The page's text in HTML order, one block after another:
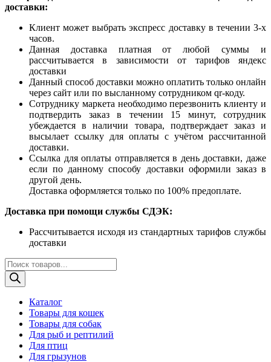
доставки:
Клиент может выбрать экспресс доставку в течении 3-х
часов.
Данная доставка платная от любой суммы и
рассчитывается в зависимости от тарифов яндекс
доставки
Данный способ доставки можно оплатить только онлайн
через сайт или по высланному сотрудником qr-коду.
Сотруднику маркета необходимо перезвонить клиенту и
подтвердить заказ в течении 15 минут, сотрудник
убеждается в наличии товара, подтверждает заказ и
высылает ссылку для оплаты с учётом рассчитанной
доставки.
Ссылка для оплаты отправляется в день доставки, даже
если по данному способу доставки оформили заказ в
другой день.
Доставка оформляется только по 100% предоплате.
Доставка при помощи службы СДЭК:
Рассчитывается исходя из стандартных тарифов службы
доставки
Поиск
товаров
Каталог
Товары для кошек
Товары для собак
Для рыб и рептилий
Для птиц
Для грызунов